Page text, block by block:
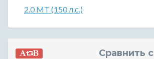
2.0 MT (150 л.с.)
Сравнить с